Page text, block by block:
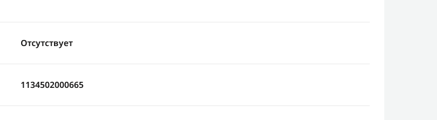
Отсутствует
1134502000665